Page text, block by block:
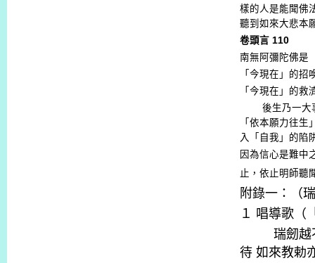
樣的人是能聞佛
聽到如來大悲本
卷頭言 110
南無阿彌陀佛是
「今現在」的招
「今現在」的救
後生乃一大
「依本願力往
入「自我」的陷
因為信心是難中
止，依止明師聽
附錄一：（
１ 唱導歌（
瑞劒越
待 如來教勅